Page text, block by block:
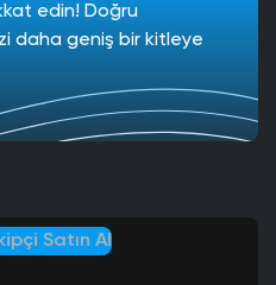
edin! Doğru
daha geniş bir kitleye